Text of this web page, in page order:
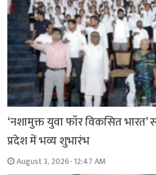
‘नशामुक्त युवा फॉर विकसित
प्रदेश में भव्य शुभारंभ
August 3, 2026- 12:47 AM